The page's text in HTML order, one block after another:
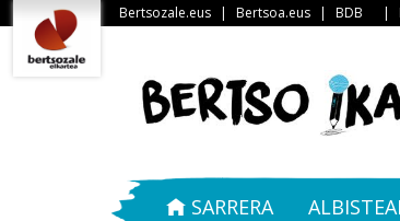
Bertsozale.eus | Bertsoa.eus | BDB |
SARRERA